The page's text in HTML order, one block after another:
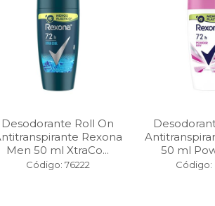
Desodorante Roll On
Rexona
Men 50 ml XtraCo...
Código: 76222
50 ml
Código: